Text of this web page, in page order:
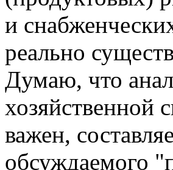
и
реально
Думаю, что
хозяйственной
важен,
обсуждаемого